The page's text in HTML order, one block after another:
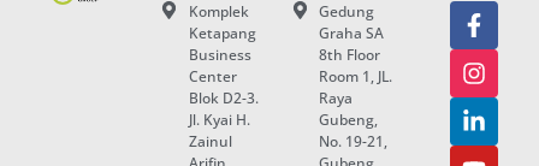
Komplek
Ketapang
Business
Center
Blok D2-3.
Jl. Kyai H.
Zainul
Gedung
Graha SA
8th Floor
Room 1, JL.
Raya
Gubeng,
No. 19-21,